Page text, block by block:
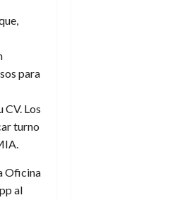
para
CV. Los
turno
Oficina
al